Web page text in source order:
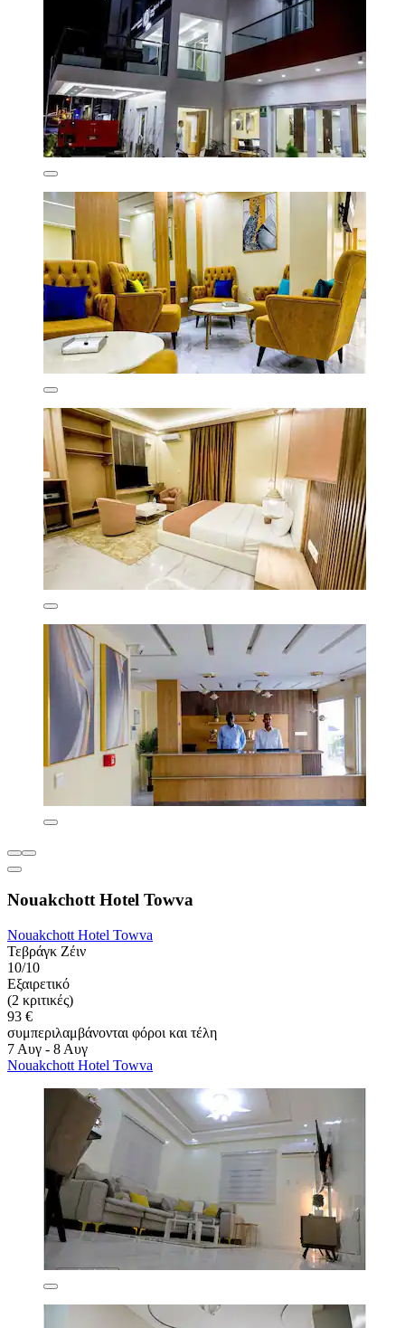
Nouakchott Hotel Towva
Nouakchott Hotel Towva
Τεβράγκ Ζέιν
10/10
Εξαιρετικό
(2 κριτικές)
93 €
συμπεριλαμβάνονται φόροι και τέλη
7 Αυγ - 8 Αυγ
Nouakchott Hotel Towva